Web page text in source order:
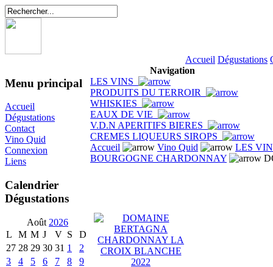
Accueil Dégustations
Menu principal
Accueil
Dégustations
Contact
Vino Quid
Connexion
Liens
Calendrier
Dégustations
Août 2026
L
M M J V S
D
27 28 29 30 31 1
2
3
4 5 6 7 8
9
Navigation
LES VINS
PRODUITS DU TERROIR
WHISKIES
EAUX DE VIE
V.D.N APERITIFS BIERES
CREMES LIQUEURS SIROPS
Accueil
Vino Quid
LES
BOURGOGNE CHARDONNAY